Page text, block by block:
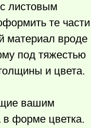
листовым
те части
материал вроде
под тяжестью
и цвета.
вашим
форме цветка.